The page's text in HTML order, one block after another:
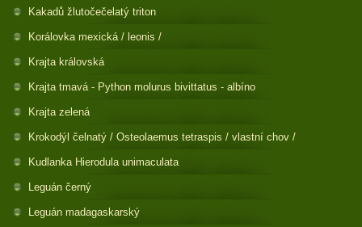
Kakadů žlutočečelatý triton
Korálovka mexická / leonis /
Krajta královská
Krajta tmavá - Python molurus bivittatus - albíno
Krajta zelená
Krokodýl čelnatý / Osteolaemus tetraspis / vlastní chov /
Kudlanka Hierodula unimaculata
Leguán černý
Leguán madagaskarský